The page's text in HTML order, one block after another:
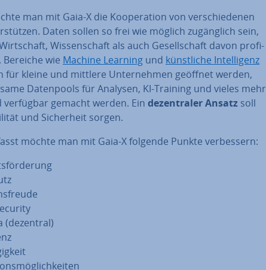
man mit Gaia-X die Ko­ope­ra­ti­on von ver­schie­de­nen
Daten sollen so frei wie möglich zu­gäng­lich sein,
Wis­sen­schaft als auch Ge­sell­schaft davon pro­fi­
wie Machine Learning und künst­li­che In­tel­li­genz
für kleine und mittlere Un­ter­neh­men geöffnet werden,
Da­ten­pools für Analysen, KI-Training und vieles mehr
gemacht werden. Ein de­zen­tra­ler Ansatz soll
und Si­cher­heit sorgen.
möchte man mit Gaia-X folgende Punkte ver­bes­sern:
(dezentral)